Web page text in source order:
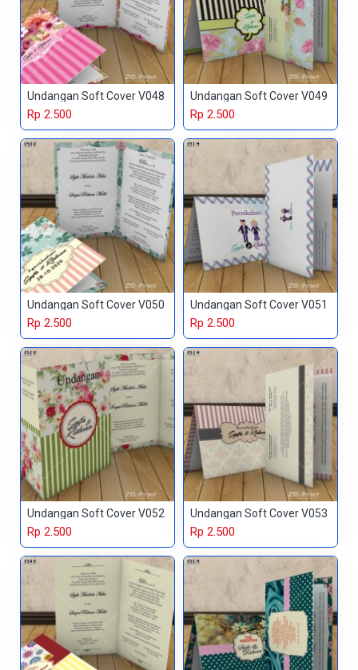
Undangan Soft Cover V048
Rp 2.500
Undangan Soft Cover V049
Rp 2.500
Undangan Soft Cover V050
Rp 2.500
Undangan Soft Cover V051
Rp 2.500
Undangan Soft Cover V052
Rp 2.500
Undangan Soft Cover V053
Rp 2.500